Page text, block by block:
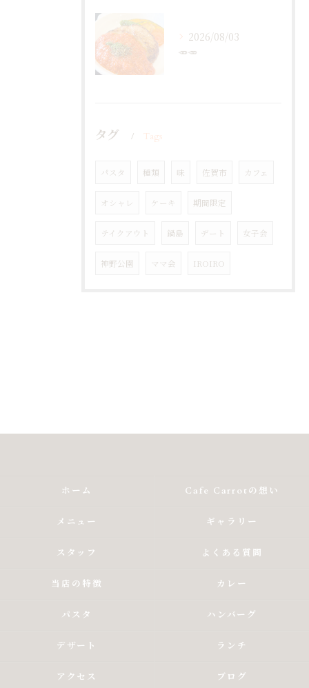
2026/08/03
🥕🥕
タグ Tags
パスタ 種類 味 佐賀市 カフェ
オシャレ ケーキ 期間限定
テイクアウト 鍋島 デート 女子会
神野公園 ママ会 IROIRO
ホーム Cafe Carrotの想い
メニュー ギャラリー
スタッフ よくある質問
当店の特徴 カレー
パスタ ハンバーグ
デザート ランチ
アクセス ブログ